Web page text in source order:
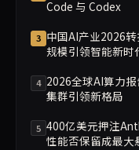
Code 与 Codex
3 中国AI产业2026
规模引领智能新时
4 2026全球AI算力
集群引领新格局
5 400亿美元押注
性能否保留成最大